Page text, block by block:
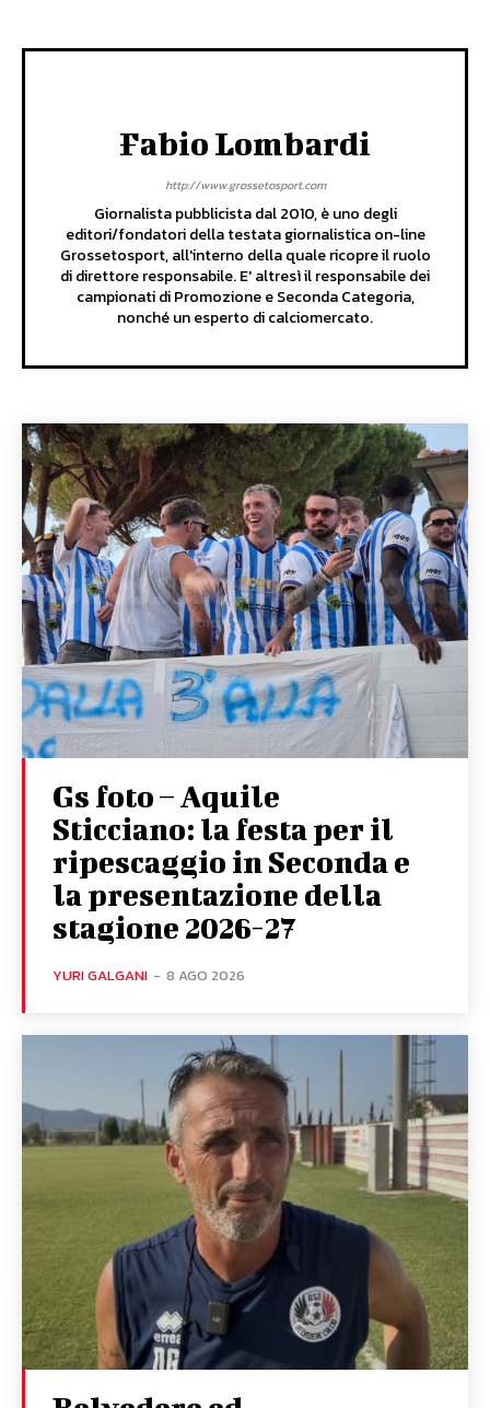
Fabio Lombardi
http://www.grossetosport.com
Giornalista pubblicista dal 2010, è uno degli
editori/fondatori della testata giornalistica on-line
Grossetosport, all'interno della quale ricopre il ruolo
di direttore responsabile. E' altresì il responsabile dei
campionati di Promozione e Seconda Categoria,
nonché un esperto di calciomercato.
Gs foto – Aquile
Sticciano: la festa per il
ripescaggio in Seconda e
la presentazione della
stagione 2026-27
YURI GALGANI - 8 AGO 2026